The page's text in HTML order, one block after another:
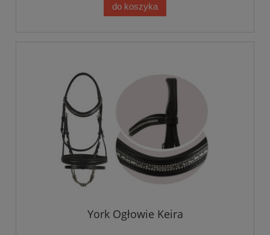
do koszyka
York Ogłowie Keira